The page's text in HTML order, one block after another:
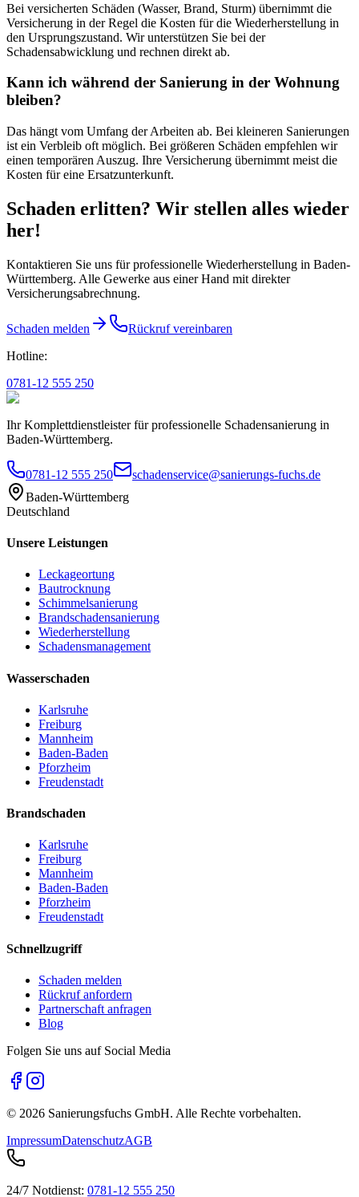
Bei versicherten Schäden (Wasser, Brand, Sturm) übernimmt die
Versicherung in der Regel die Kosten für die Wiederherstellung in
den Ursprungszustand. Wir unterstützen Sie bei der
Schadensabwicklung und rechnen direkt ab.
Kann ich während der Sanierung in der Wohnung
bleiben?
Das hängt vom Umfang der Arbeiten ab. Bei kleineren Sanierungen
ist ein Verbleib oft möglich. Bei größeren Schäden empfehlen wir
einen temporären Auszug. Ihre Versicherung übernimmt meist die
Kosten für eine Ersatzunterkunft.
Schaden erlitten? Wir stellen alles wieder
her!
Kontaktieren Sie uns für professionelle Wiederherstellung in Baden-
Württemberg. Alle Gewerke aus einer Hand mit direkter
Versicherungsabrechnung.
Schaden melden
Rückruf vereinbaren
Hotline:
0781-12 555 250
Ihr Komplettdienstleister für professionelle Schadensanierung in
Baden-Württemberg.
0781-12 555 250
schadenservice@sanierungs-fuchs.de
Baden-Württemberg
Deutschland
Unsere Leistungen
Leckageortung
Bautrocknung
Schimmelsanierung
Brandschadensanierung
Wiederherstellung
Schadensmanagement
Wasserschaden
Karlsruhe
Freiburg
Mannheim
Baden-Baden
Pforzheim
Freudenstadt
Brandschaden
Karlsruhe
Freiburg
Mannheim
Baden-Baden
Pforzheim
Freudenstadt
Schnellzugriff
Schaden melden
Rückruf anfordern
Partnerschaft anfragen
Blog
Folgen Sie uns auf Social Media
© 2026 Sanierungsfuchs GmbH. Alle Rechte vorbehalten.
ImpressumDatenschutzAGB
24/7 Notdienst: 0781-12 555 250